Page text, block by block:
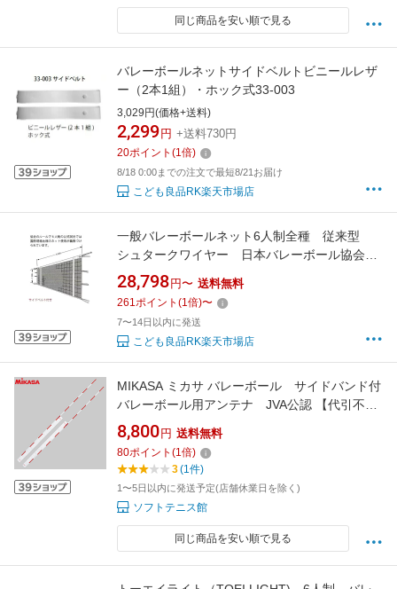
同じ商品を安い順で見る
バレーボールネットサイドベルトビニールレザ
ー（2本1組）・ホック式33-003
3,029円(価格+送料)
2,299 円 +送料730円
20ポイント (1倍)
8/18 0:00までの注文で最短8/21お届け
こども良品RK楽天市場店
一般バレーボールネット6人制全種 従来型
シュタークワイヤー 日本バレーボール協会認
定品 保育学校用品こども良品3325012
28,798 円〜 送料無料
261ポイント (1倍)〜
7〜14日以内に発送
こども良品RK楽天市場店
MIKASA ミカサ バレーボール サイドバンド付
バレーボール用アンテナ JVA公認 【代引不
可】
8,800 円 送料無料
80ポイント (1倍)
3(1件)
1〜5日以内に発送予定(店舗休業日を除く)
ソフトテニス館
同じ商品を安い順で見る